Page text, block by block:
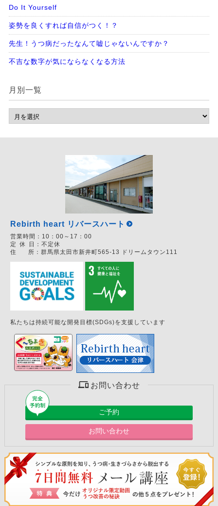
Do It Yourself
姿勢を良くすれば自信がつく！？
先生！うつ病だったなんて嘘じゃないんですか？
不吉な数字が気にならなくなる方法
月別一覧
Rebirth heart リバースハート
営業時間： 10：00～17：00
定 休 日： 不定休
住
所： 群馬県太田市新井町565-13 ドリームタウン111
私たちは持続可能な開発目標(SDGs)を支援しています
お問い合わせ
ご予約
お問い合わせ